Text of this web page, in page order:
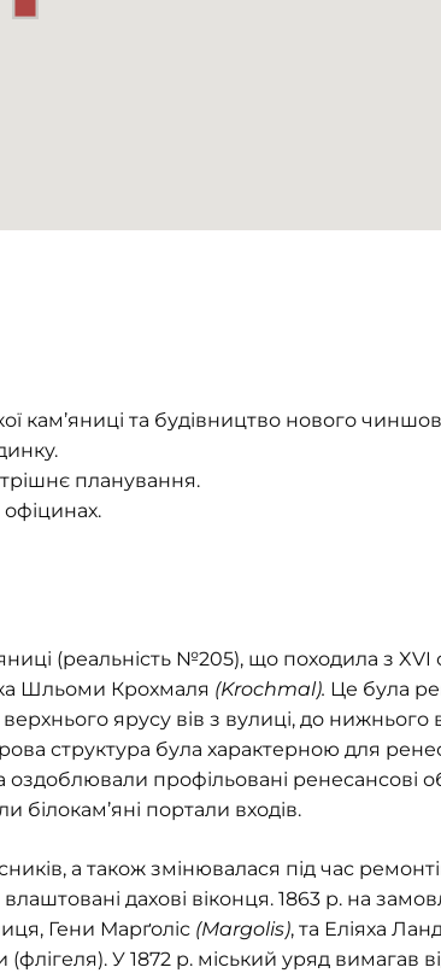
кам’яниці та будівництво нового
планування.
офіцинах.
(реальність №205), що походила з XVI
Шльоми Крохмаля (Krochmal). Це була
ярусу вів з вулиці, до нижнього
структура була характерною для
профільовані ренесансові
портали входів.
а також змінювалася під час
дахові віконця. 1863 р. на
Гени Марґоліс (Margolis), та Еліяха
У 1872 р. міський уряд вимагав